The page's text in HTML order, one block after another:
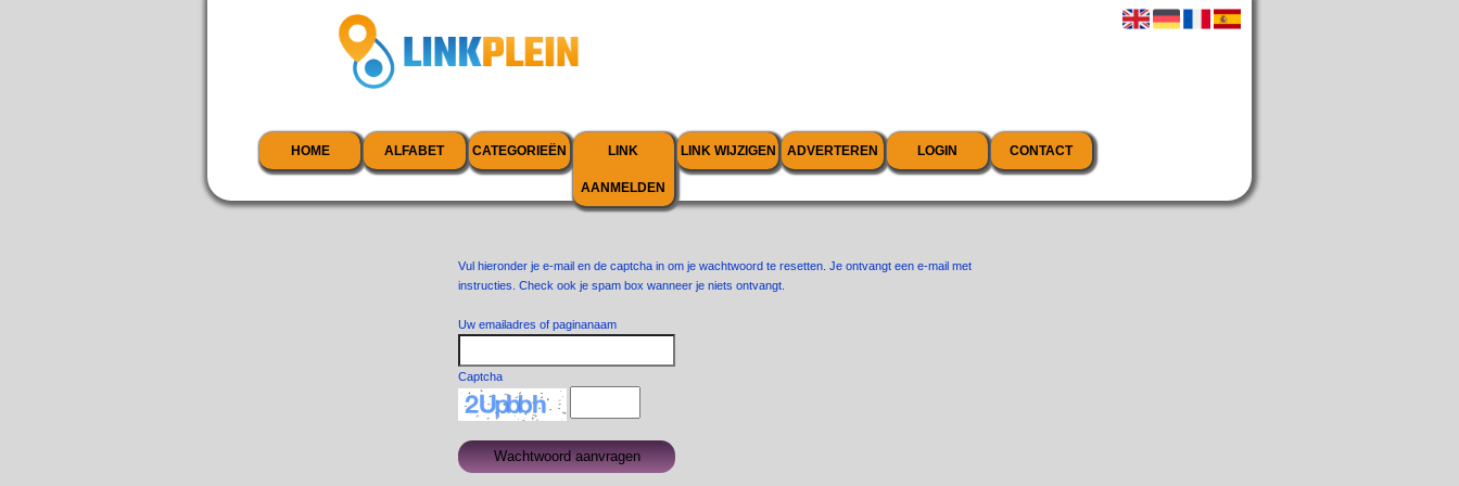
HOME ALFABET CATEGORIEËN LINK
AANMELDEN
LINK WIJZIGEN ADVERTEREN LOGIN CONTACT
Vul hieronder je e-mail en de captcha in om je wachtwoord te resetten. Je ontvangt een e-mail met
instructies. Check ook je spam box wanneer je niets ontvangt.
Uw emailadres of paginanaam
Captcha